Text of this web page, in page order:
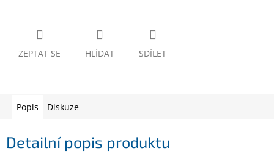
Telefony
tablety
sport
Dílna
a
ZEPTAT SE HLÍDAT SDÍLET
Popis Diskuze
Detailní popis produktu